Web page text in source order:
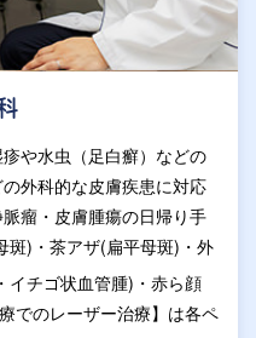
や水虫（足白癬）などの
外科的な皮膚疾患に対応
瘤・皮膚腫瘍の日帰り手
斑)・茶アザ(扁平母斑)・外
イチゴ状血管腫)・赤ら顔
でのレーザー治療】は各ペ